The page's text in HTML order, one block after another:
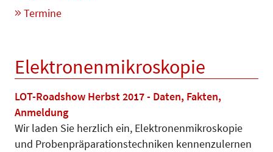
Termine
Elektronenmikroskopie
LOT-Roadshow Herbst 2017 - Daten, Fakten,
Anmeldung
Wir laden Sie herzlich ein, Elek­tro­nen­mikroskopie
und Pro­ben­prä­pa­­ra­tionstechniken kennenzu­ler­nen